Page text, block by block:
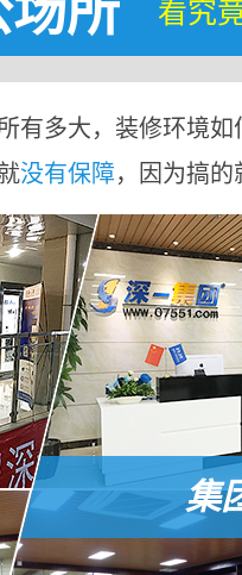
场所 看究
有多大，装修环境
没有保障，因为搞
集